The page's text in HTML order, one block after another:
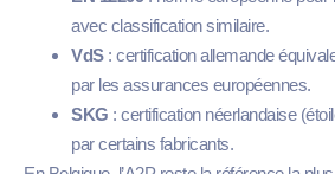
avec classification similaire.
VdS: certification allemande
par les assurances européennes.
SKG : certification néerlandaise
par certains fabricants.